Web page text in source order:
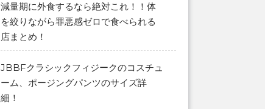
減量期に外食するなら絶対これ！！体
を絞りながら罪悪感ゼロで食べられる
店まとめ！
JBBFクラシックフィジークのコスチュ
ーム、ポージングパンツのサイズ詳
細！